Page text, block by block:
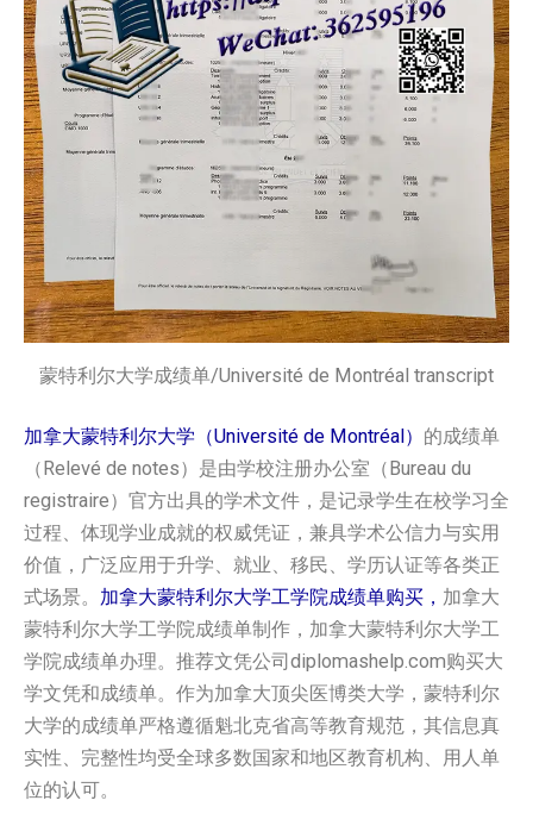
蒙特利尔大学成绩单/Université de Montréal transcript
加拿大蒙特利尔大学（Université de Montréal） 的成绩单
（Relevé de notes）是由学校注册办公室（Bureau du
registraire）官方出具的学术文件，是记录学生在校学习全
过程、体现学业成就的权威凭证，兼具学术公信力与实用
价值，广泛应用于升学、就业、移民、学历认证等各类正
式场景。 加拿大蒙特利尔大学工学院成绩单购买， 加拿大
蒙特利尔大学工学院成绩单制作，加拿大蒙特利尔大学工
学院成绩单办理。推荐文凭公司diplomashelp.com购买大
学文凭和成绩单。作为加拿大顶尖医博类大学，蒙特利尔
大学的成绩单严格遵循魁北克省高等教育规范，其信息真
实性、完整性均受全球多数国家和地区教育机构、用人单
位的认可。